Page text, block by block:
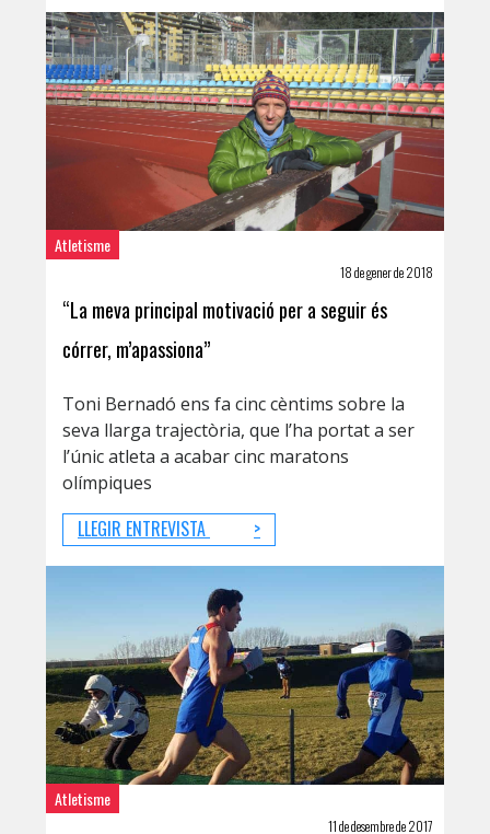
Atletisme
18 de gener de 2018
“La meva principal motivació per a seguir és
córrer, m’apassiona”
Toni Bernadó ens fa cinc cèntims sobre la
seva llarga trajectòria, que l’ha portat a ser
l’únic atleta a acabar cinc maratons
olímpiques
LLEGIR ENTREVISTA >
Atletisme
11 de desembre de 2017